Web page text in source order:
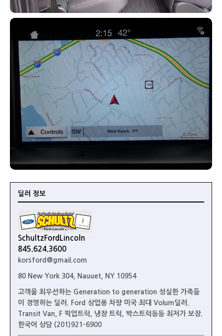
딜러 정보
SchultzFordLincoln
845.624.3600
korsford@gmail.com
80 New York 304, Nauuet, NY 10954
고객을 최우선하는 Generation to generation 성실한 가족들
이 경영하는 딜러. Ford 상업용 차량 미국 최대 Volum딜러.
Transit Van, F 픽업트럭, 냉장 트럭, 박스트럭등등 최저가 보장.
한국어 상담 (201)921-6900